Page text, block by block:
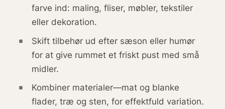
farve ind: maling, fliser, møbler, tekstiler
eller dekoration.
Skift tilbehør ud efter sæson eller humør
for at give rummet et friskt pust med små
midler.
Kombiner materialer—mat og blanke
flader, træ og sten, for effektfuld variation.